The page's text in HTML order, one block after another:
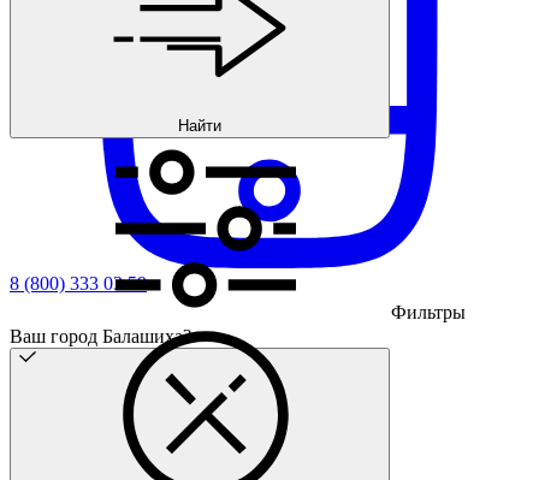
8 (800) 333 03 59
Ваш город Балашиха?
Найти
Фильтры